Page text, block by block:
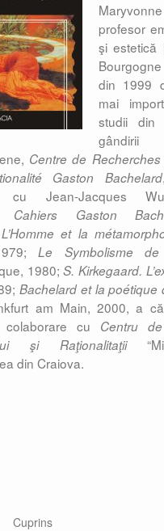
profesor
şi estetică
din 1999
mai
studii din
gândirii
Centre de Recherches
Gaston Bachelard
cu Jean-Jacques
Cahiers Gaston
L’Homme et la
Le Symbolisme
1980;S. Kirkegaard.
Bachelard et la poétique
am Main, 2000, a
cu Centru
şi Raţionalitaţii
din Craiova.
Cuprins